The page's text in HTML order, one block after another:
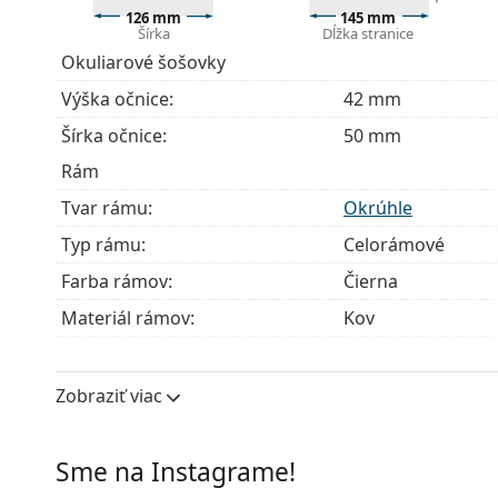
Okuliare dodávame s originálnym puzdrom.
Handrička, ktorá je súčasťou balenia, je ideálna
modely môžu namiesto handričky obsahovať
Ide o zdravotnícku pomôcku. Pred použitím si
126 mm
Šírka
145 mm
Dĺžka stranice
Okuliarové šošovky
Výška očnice:
42 mm
Šírka očnice:
50 mm
Rám
Tvar rámu:
Okrúhle
Typ rámu:
Celorámové
Farba rámov:
Čierna
Materiál rámov:
Kov
Šírka:
Šírka mostíka:
Zobraziť viac
Sme na Instagrame!